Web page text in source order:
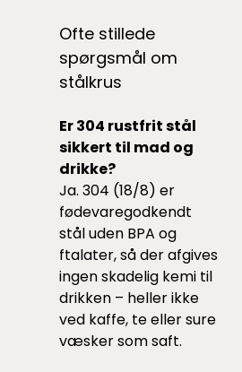
Ofte stillede
spørgsmål om
stålkrus
Er 304 rustfrit stål
sikkert til mad og
drikke?
Ja. 304 (18/8) er
fødevaregodkendt
stål uden BPA og
ftalater, så der afgives
ingen skadelig kemi til
drikken – heller ikke
ved kaffe, te eller sure
væsker som saft.